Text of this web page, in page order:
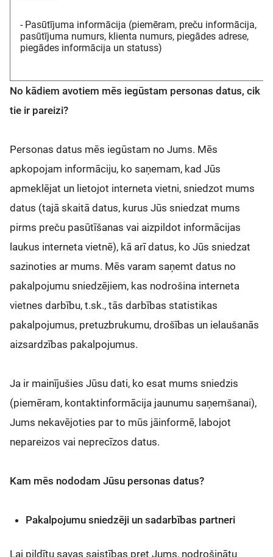
- Pasūtījuma informācija (piemēram, preču informācija,
pasūtījuma numurs, klienta numurs, piegādes adrese,
piegādes informācija un statuss)
No kādiem avotiem mēs iegūstam personas datus, cik
tie ir pareizi?
Personas datus mēs iegūstam no Jums. Mēs
apkopojam informāciju, ko saņemam, kad Jūs
apmeklējat un lietojot interneta vietni, sniedzot mums
datus (tajā skaitā datus, kurus Jūs sniedzat mums
pirms preču pasūtīšanas vai aizpildot informācijas
laukus interneta vietnē), kā arī datus, ko Jūs sniedzat
sazinoties ar mums. Mēs varam saņemt datus no
pakalpojumu sniedzējiem, kas nodrošina interneta
vietnes darbību, t.sk., tās darbības statistikas
pakalpojumus, pretuzbrukumu, drošības un ielaušanās
aizsardzības pakalpojumus.
Ja ir mainījušies Jūsu dati, ko esat mums sniedzis
(piemēram, kontaktinformācija jaunumu saņemšanai),
Jums nekavējoties par to mūs jāinformē, labojot
nepareizos vai neprecīzos datus.
Kam mēs nododam Jūsu personas datus?
Pakalpojumu sniedzēji un sadarbības partneri
Lai pildītu savas saistības pret Jums, nodrošinātu